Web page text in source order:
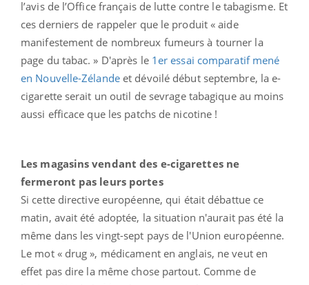
l’avis de l’Office français de lutte contre le tabagisme. Et
ces derniers de rappeler que le produit « aide
manifestement de nombreux fumeurs à tourner la
page du tabac. » D'après le 1er essai comparatif mené
en Nouvelle-Zélandeet dévoilé début septembre, la e-
cigarette serait un outil de sevrage tabagique au moins
aussi efficace que les patchs de nicotine !
Les magasins vendant des e-cigarettes ne
fermeront pas leurs portes
Si cette directive européenne, qui était débattue ce
matin, avait été adoptée, la situation n'aurait pas été la
même dans les vingt-sept pays de l'Union européenne.
Le mot « drug », médicament en anglais, ne veut en
effet pas dire la même chose partout. Comme de